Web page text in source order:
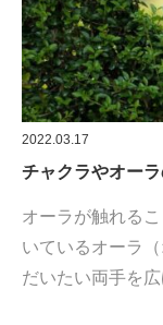
2022.03.17
チャクラやオー
オーラが触れる
いているオーラ
だいたい両手を